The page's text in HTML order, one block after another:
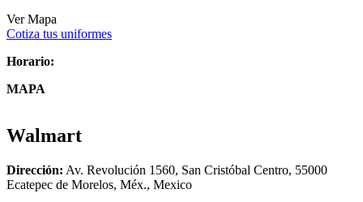
Ver Mapa
Cotiza tus uniformes
Horario:
MAPA
Walmart
Dirección: Av. Revolución 1560, San Cristóbal Centro, 55000
Ecatepec de Morelos, Méx., Mexico